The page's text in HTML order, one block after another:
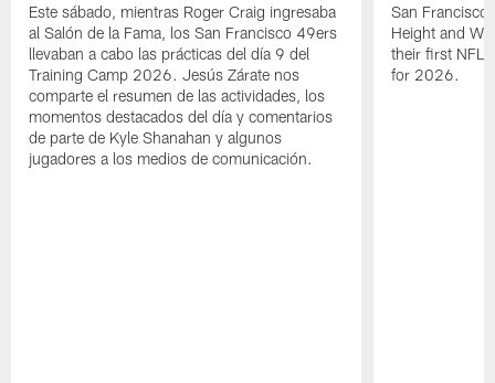
Este sábado, mientras Roger Craig ingresaba
al Salón de la Fama, los San Francisco 49ers
llevaban a cabo las prácticas del día 9 del
Training Camp 2026. Jesús Zárate nos
comparte el resumen de las actividades, los
momentos destacados del día y comentarios
de parte de Kyle Shanahan y algunos
jugadores a los medios de comunicación.
San Francisco
Height and
their first NFL
for 2026.